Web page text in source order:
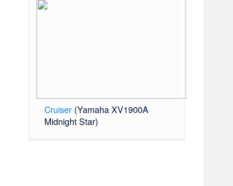
Cruiser (Yamaha XV1900A
Midnight Star)